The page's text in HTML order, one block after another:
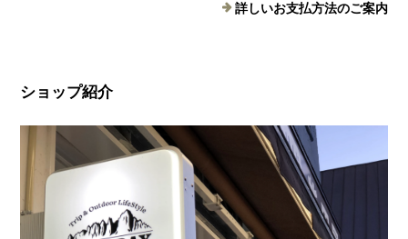
詳しいお支払方法のご案内
ショップ紹介